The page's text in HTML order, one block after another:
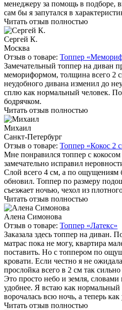
менеджеру за помощь в подборе,
сам бы я запутался в
Читать отзыв полностью
Сергей К.
Москва
Отзыв о товаре: Топпер
Замечательный топпер на диван
мемориформом, толщина всего 2
неудобного дивана изменил до
сплю как нормальный человек. По
бодрячком.
Читать отзыв полностью
Михаил
Санкт-Петербург
Отзыв о товаре: Топпер «Кокос 2
Мне понравился топпер с
замечательно исправил
Слой всего 4 см, а по ощущениям
обновил. Топпер по размеру
съезжает ночью, чехол из
Читать отзыв полностью
Алена Симонова
Отзыв о товаре: Топпер «Латекс»
Заказала здесь топпер на диван.
матрас пока не могу, квартира
поставить. Но с топпером по
кровати. Если честно я не
прослойка всего в 2 см так
Это просто небо и земля, словами
удобнее. Я встаю как
ворочалась всю ночь, а теперь
Читать отзыв полностью